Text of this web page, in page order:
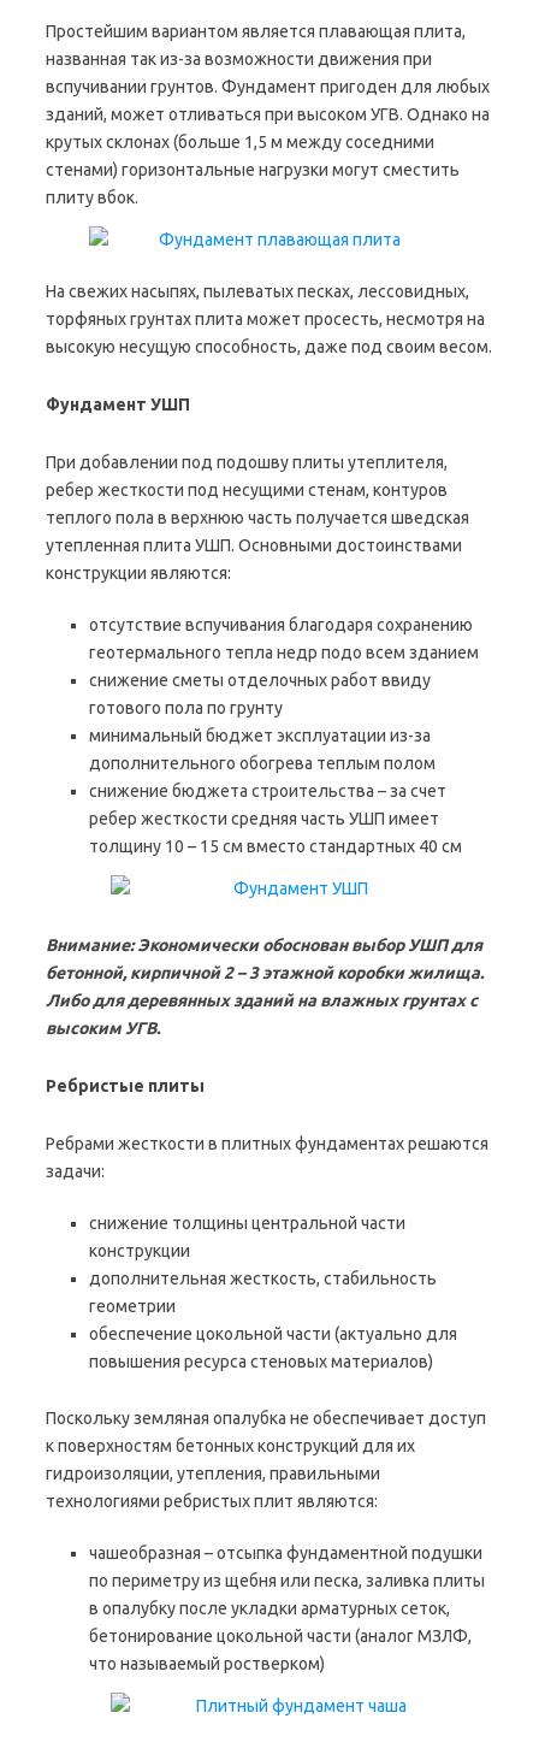
Простейшим вариантом является плавающая плита,
названная так из-за возможности движения при
вспучивании грунтов. Фундамент пригоден для любых
зданий, может отливаться при высоком УГВ. Однако на
крутых склонах (больше 1,5 м между соседними
стенами) горизонтальные нагрузки могут сместить
плиту вбок.
На свежих насыпях, пылеватых песках, лессовидных,
торфяных грунтах плита может просесть, несмотря на
высокую несущую способность, даже под своим весом.
Фундамент УШП
При добавлении под подошву плиты утеплителя,
ребер жесткости под несущими стенам, контуров
теплого пола в верхнюю часть получается шведская
утепленная плита УШП. Основными достоинствами
конструкции являются:
отсутствие вспучивания благодаря сохранению
геотермального тепла недр подо всем зданием
снижение сметы отделочных работ ввиду
готового пола по грунту
минимальный бюджет эксплуатации из-за
дополнительного обогрева теплым полом
снижение бюджета строительства – за счет
ребер жесткости средняя часть УШП имеет
толщину 10 – 15 см вместо стандартных 40 см
Внимание: Экономически обоснован выбор УШП для
бетонной, кирпичной 2 – 3 этажной коробки жилища.
Либо для деревянных зданий на влажных грунтах с
высоким УГВ.
Ребристые плиты
Ребрами жесткости в плитных фундаментах решаются
задачи:
снижение толщины центральной части
конструкции
дополнительная жесткость, стабильность
геометрии
обеспечение цокольной части (актуально для
повышения ресурса стеновых материалов)
Поскольку земляная опалубка не обеспечивает доступ
к поверхностям бетонных конструкций для их
гидроизоляции, утепления, правильными
технологиями ребристых плит являются:
чашеобразная – отсыпка фундаментной подушки
по периметру из щебня или песка, заливка плиты
в опалубку после укладки арматурных сеток,
бетонирование цокольной части (аналог МЗЛФ,
что называемый ростверком)